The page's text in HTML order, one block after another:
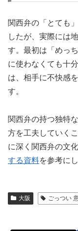
関西弁の「とても
したが、実際には
す。最初は「めっ
に使わなくても十
は、相手に不快感
す。
関西弁の持つ独特
方を工夫していく
に深く関西弁の文
する資料を参考に
大阪 ごっつい